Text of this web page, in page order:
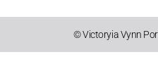
© Victoryia Vynn